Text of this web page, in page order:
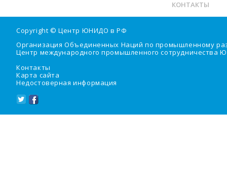
КОНТАКТЫ
Copyright ©Центр ЮНИДО в РФ
Организация Объединенных Наций по промышленному
Центр международного промышленного сотрудничества
Контакты
Карта сайта
Недостоверная информация